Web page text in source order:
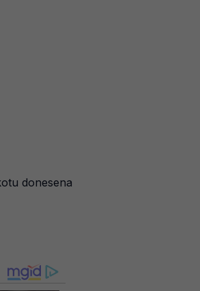
donesena